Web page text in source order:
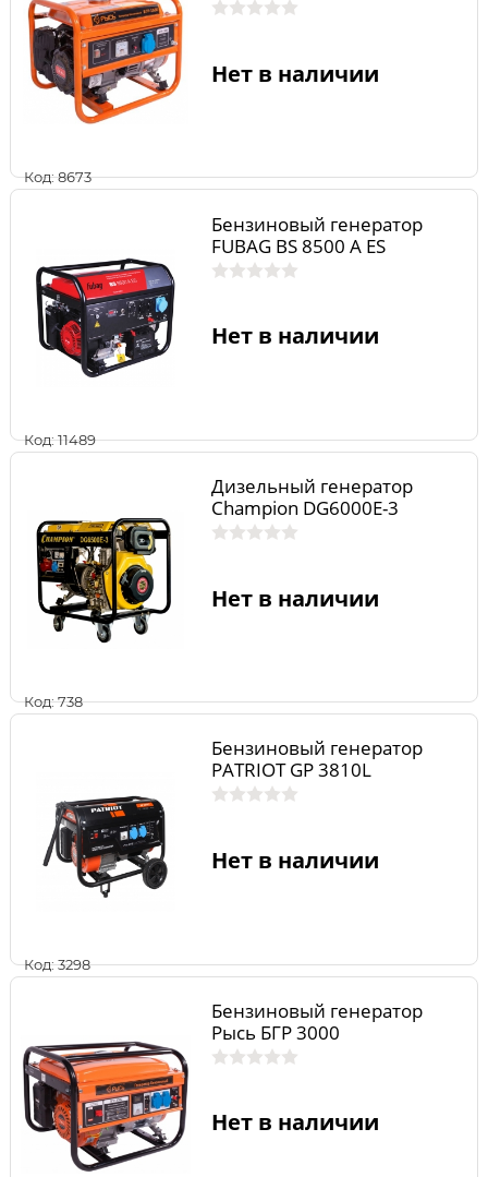
Код: 8673
Нет в наличии
Код: 11489
Бензиновый генератор
FUBAG BS 8500 A ES
Нет в наличии
Код: 738
Дизельный генератор
Champion DG6000E-3
Нет в наличии
Код: 3298
Бензиновый генератор
PATRIOT GP 3810L
Нет в наличии
Бензиновый генератор
Рысь БГР 3000
Нет в наличии